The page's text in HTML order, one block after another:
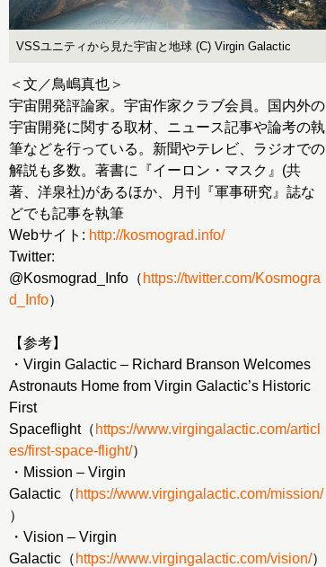
VSSユニティから見た宇宙と地球 (C) Virgin Galactic
＜文／鳥嶋真也＞
宇宙開発評論家。宇宙作家クラブ会員。国内外の
宇宙開発に関する取材、ニュース記事や論考の執
筆などを行っている。新聞やテレビ、ラジオでの
解説も多数。著書に『イーロン・マスク』(共
著、洋泉社)があるほか、月刊『軍事研究』誌な
どでも記事を執筆
Webサイト: http://kosmograd.info/
Twitter:
@Kosmograd_Info（ https://twitter.com/Kosmogra
d_Info）
【参考】
・Virgin Galactic – Richard Branson Welcomes
Astronauts Home from Virgin Galactic’s Historic
First
Spaceflight（ https://www.virgingalactic.com/articl
es/first-space-flight/）
・Mission – Virgin
Galactic（ https://www.virgingalactic.com/mission/
）
・Vision – Virgin
Galactic（ https://www.virgingalactic.com/vision/）